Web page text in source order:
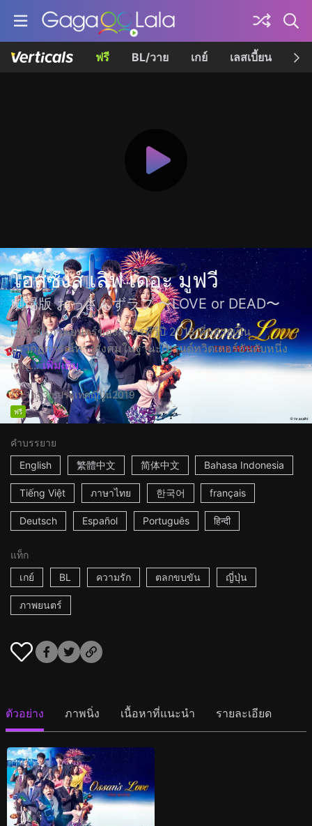
ฟรี BL/วาย เกย์ เลสเบี้ยน เค
โอสซังส์ เลิฟ เดอะ มูฟวี
劇場版 おっさんずラブ 〜LOVE or DEAD〜
เวอร์ชั่นภาพยนตร์ของละครทีวีปี 2018 ที่กลายเป็น
ปรากฏการณ์ทางสังคมในฐานะเทรนด์ทวิตเตอร์อันดับหนึ่ง
และ... เพิ่มเติม
1h53mประเทศญี่ปุ่น2019
ฟรี
คำบรรยาย
English
繁體中文 简体中文 Bahasa Indonesia
Tiếng Việt ภาษาไทย 한국어 français
Deutsch Español Português हिन्दी
แท็ก
เกย์
BL ความรัก ตลกขบขัน ญี่ปุ่น
ภาพยนตร์
ตัวอย่าง ภาพนิ่ง เนื้อหาที่แนะนำ รายละเอียด